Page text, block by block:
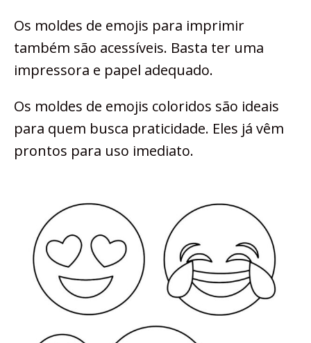
Os moldes de emojis para imprimir
também são acessíveis. Basta ter uma
impressora e papel adequado.
Os moldes de emojis coloridos são ideais
para quem busca praticidade. Eles já vêm
prontos para uso imediato.